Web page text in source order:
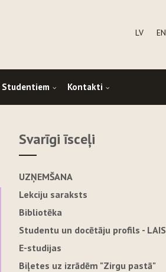
LV EN
Studentiem Kontakti
Svarīgi īsceļi
UZŅEMŠANA
Lekciju saraksts
Bibliotēka
Studentu un docētāju profils - LAIS
E-studijas
Biļetes uz izrādēm "Zirgu pastā"